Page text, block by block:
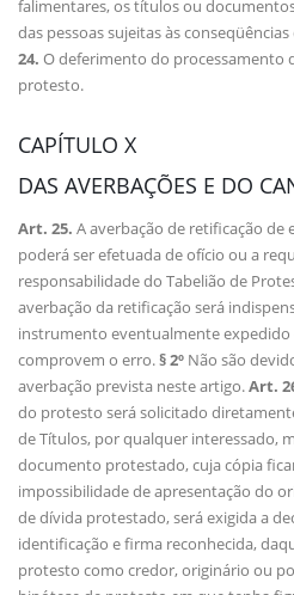
falimentares, os títulos ou
das pessoas sujeitas às
24. O deferimento do processamento
protesto.
CAPÍTULO X
DAS AVERBAÇÕES E DO
Art. 25. A averbação de retificação de
poderá ser efetuada de ofício ou a
responsabilidade do Tabelião de
averbação da retificação será
instrumento eventualmente
comprovem o erro.§ 2º Não são
averbação prevista neste artigo.Art.
do protesto será solicitado
de Títulos, por qualquer interessado,
documento protestado, cuja cópia
impossibilidade de apresentação do
de dívida protestado, será exigida a
identificação e firma reconhecida,
protesto como credor, originário ou